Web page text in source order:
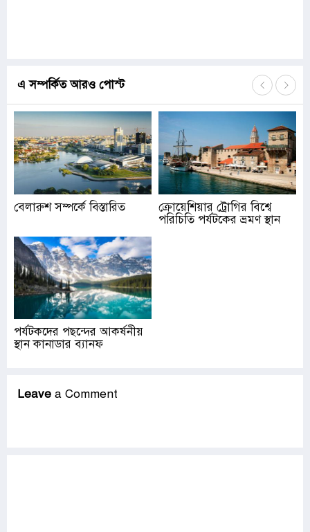
এ সম্পর্কিত আরও পোস্ট
বেলারুশ সম্পর্কে বিস্তারিত
ক্রোয়েশিয়ার ট্রোগির বিশ্বে
পরিচিতি পর্যটকের ভ্রমণ স্থান
পর্যটকদের পছন্দের আকর্ষনীয়
স্থান কানাডার ব্যানফ
Leave a Comment